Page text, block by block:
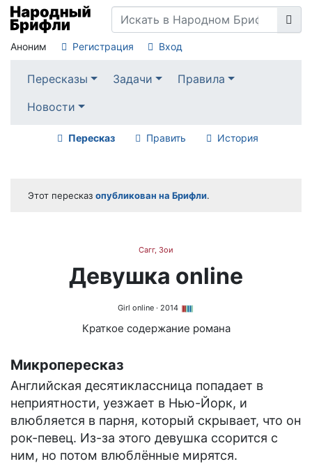
Аноним Регистрация Вход
Пересказы Задачи
Правила
Новости
Пересказ Править История
Этот пересказ опубликован на Брифли.
Сагг, Зои
Девушка online
Girl online · 2014
Краткое содержание романа
Микропересказ
Английская десятиклассница попадает в
неприятности, уезжает в Нью-Йорк, и
влюбляется в парня, который скрывает, что он
рок-певец. Из-за этого девушка ссорится с
ним, но потом влюблённые мирятся.